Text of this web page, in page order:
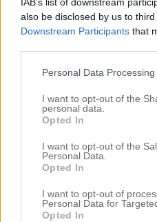
also be disclosed by us to
Downstream Participants that
Personal Data
I want to opt-out of the
personal data.
Opted In
I want to opt-out of the
Personal Data.
Opted In
I want to opt-out of
Personal Data for
Opted In
oktober 2024
september 2024
augusti 2024
maj 2024
mars 2024
februari 2024
januari 2024
november 2023
oktober 2023
september 2023
augusti 2023
juli 2023
juni 2023